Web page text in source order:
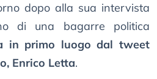
dopo alla sua intervista
di una bagarre politica
in primo luogo dal tweet
Enrico Letta.